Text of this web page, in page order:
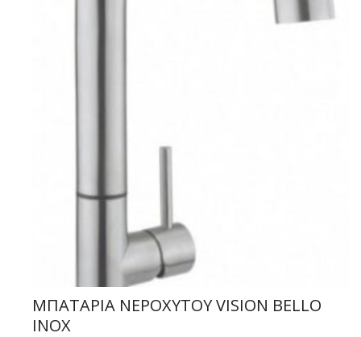
ΜΠΑΤΑΡΙΑ ΝΕΡΟΧΥΤΟΥ VISION BELLO
INOX